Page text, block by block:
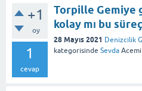
+1
oy
1
cevap
Torpille Gemiye
kolay mı bu
28 Mayıs 2021 Denizcilik
kategorisinde Sevda